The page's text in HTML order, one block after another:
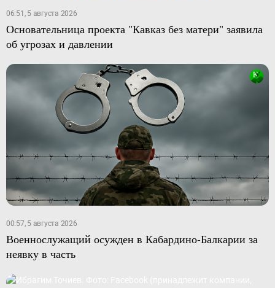
06:51, 5 августа 2026
Основательница проекта "Кавказ без матери" заявила
об угрозах и давлении
00:57, 5 августа 2026
Военнослужащий осужден в Кабардино-Балкарии за
неявку в часть